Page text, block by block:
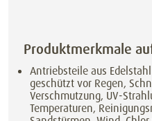
Produktmerkmale
Antriebsteile aus
geschützt vor Regen,
Verschmutzung, UV-
Temperaturen,